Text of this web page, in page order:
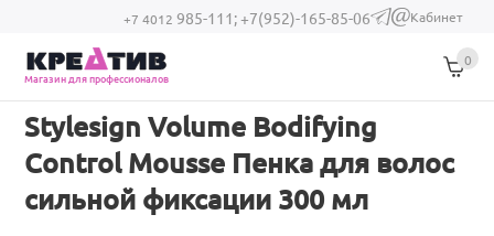
Перейти к основному содержанию
+7 4012 985-111;+7(952)-165-85-06
(link sends e-
Кабинет
Магазин для профессионалов
0
Stylesign Volume Bodifying
Control Mousse Пенка для волос
сильной фиксации 300 мл